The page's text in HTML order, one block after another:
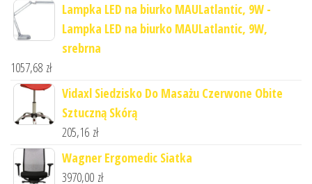
Lampka LED na biurko MAULatlantic, 9W -
Lampka LED na biurko MAULatlantic, 9W,
srebrna
1057,68 zł
Vidaxl Siedzisko Do Masażu Czerwone Obite
Sztuczną Skórą
205,16 zł
Wagner Ergomedic Siatka
3970,00 zł